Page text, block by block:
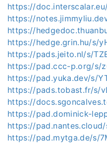
https://
https://
https://
https://hedge.grin.hu/s/
https://pads.jeito.nl/s/
https://pad.ccc-p.org/s/
https://pad.yuka.dev/s/
https://pads.tobast.fr/s/
https://
https://pad.dominick-
https://
https://pad.mytga.de/s/